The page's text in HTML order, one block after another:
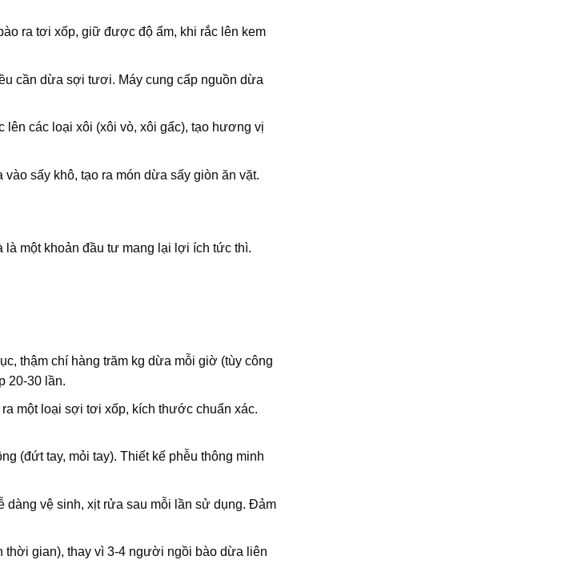
ra tơi xốp, giữ được độ ẩm, khi rắc lên kem
cần dừa sợi tươi. Máy cung cấp nguồn dừa
lên các loại xôi (xôi vò, xôi gấc), tạo hương vị
sấy khô, tạo ra món dừa sấy giòn ăn vặt.
một khoản đầu tư mang lại lợi ích tức thì.
thậm chí hàng trăm kg dừa mỗi giờ (tùy công
20-30 lần.
một loại sợi tơi xốp, kích thước chuẩn xác.
(đứt tay, mỏi tay). Thiết kế phễu thông minh
dàng vệ sinh, xịt rửa sau mỗi lần sử dụng. Đảm
gian), thay vì 3-4 người ngồi bào dừa liên